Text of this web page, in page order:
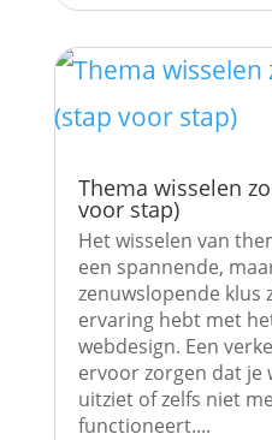
Thema wisselen
voor stap)
Het wisselen van
een spannende,
zenuwslopende klus
ervaring hebt met
webdesign. Een
ervoor zorgen dat je
uitziet of zelfs niet
functioneert....